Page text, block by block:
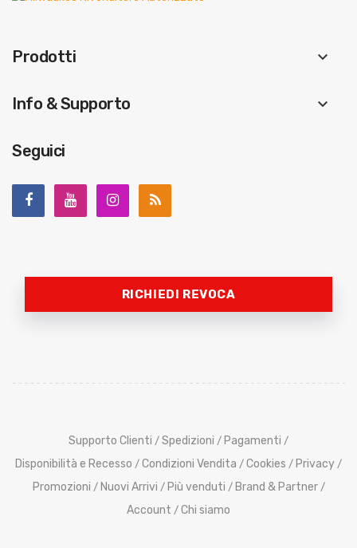
Prodotti keyboard_arrow_down
Info & Supporto keyboard_arrow_down
Seguici
RICHIEDI REVOCA
Supporto Clienti / Spedizioni / Pagamenti /
Disponibilità e Recesso / Condizioni Vendita / Cookies / Privacy /
Promozioni / Nuovi Arrivi / Più venduti / Brand & Partner /
Account / Chi siamo